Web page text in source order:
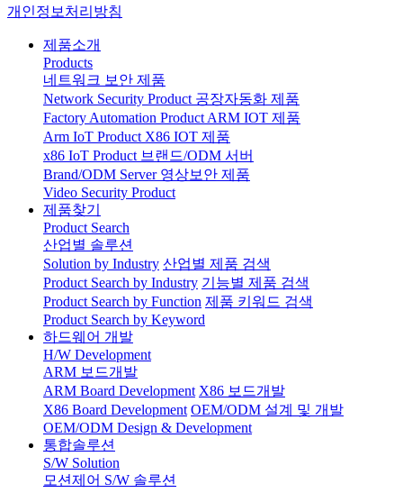
개인정보처리방침
제품소개
Products
네트워크 보안 제품
Network Security Product 공장자동화 제품
Factory Automation Product ARM IOT 제품
Arm IoT Product X86 IOT 제품
x86 IoT Product 브랜드/ODM 서버
Brand/ODM Server 영상보안 제품
Video Security Product
제품찾기
Product Search
산업별 솔루션
Solution by Industry 산업별 제품 검색
Product Search by Industry 기능별 제품 검색
Product Search by Function 제품 키워드 검색
Product Search by Keyword
하드웨어 개발
H/W Development
ARM 보드개발
ARM Board Development X86 보드개발
X86 Board Development OEM/ODM 설계 및 개발
OEM/ODM Design & Development
통합솔루션
S/W Solution
모션제어 S/W 솔루션